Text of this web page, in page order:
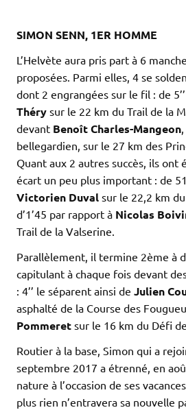
SIMON SENN, 1ER HOMME
L’Helvète aura pris part à 6
proposées. Parmi elles, 4 se
dont 2 engrangées sur le fil : de
Théry sur le 22 km du Trail de la
devant Benoît Charles-Mangeon
bellegardien, sur le 27 km des
Quant aux 2 autres succès, ils ont
écart un peu plus important : de
Victorien Duval sur le 22,2 km
d’1’45 par rapport à Nicolas
Trail de la Valserine.
Parallèlement, il termine 2ème à
capitulant à chaque fois devant
: 4’’ le séparent ainsi de Julien
asphalté de la Course des
Pommeret sur le 16 km du Défi
Routier à la base, Simon qui a
septembre 2017 a étrenné, en
nature à l’occasion de ses
plus rien n’entravera sa nouvelle